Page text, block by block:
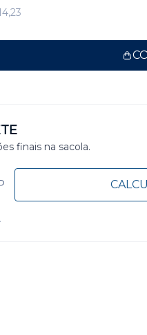
finais na sacola.